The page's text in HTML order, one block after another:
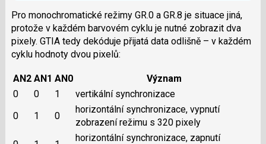
Pro monochromatické režimy GR.0 a GR.8 je situace jiná,
protože v každém barvovém cyklu je nutné zobrazit dva
pixely. GTIA tedy dekóduje přijatá data odlišně – v každém
cyklu hodnoty dvou pixelů:
AN2 AN1 AN0
Význam
0
0 1
vertikální synchronizace
0
1 0
horizontální synchronizace, vypnutí
zobrazení režimu s 320 pixely
horizontální synchronizace, zapnutí